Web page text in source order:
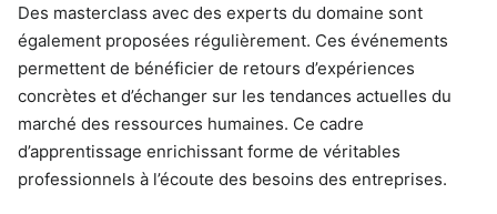
Des masterclass avec des experts du domaine sont
également proposées régulièrement. Ces événements
permettent de bénéficier de retours d’expériences
concrètes et d’échanger sur les tendances actuelles du
marché des ressources humaines. Ce cadre
d’apprentissage enrichissant forme de véritables
professionnels à l’écoute des besoins des entreprises.